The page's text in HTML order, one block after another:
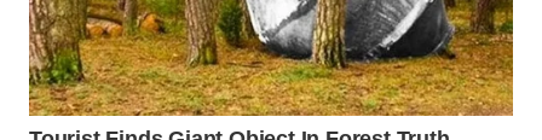
PADANG
LAWAS
WN
SUMEDANG